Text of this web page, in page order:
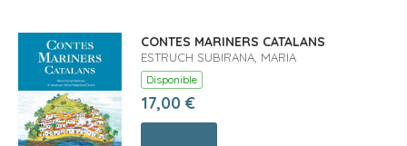
CONTES MARINERS CATALANS
ESTRUCH SUBIRANA, MARIA
Disponible
17,00 €